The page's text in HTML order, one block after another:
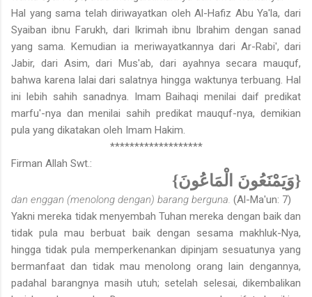
Hal yang sama telah diriwayatkan oleh Al-Hafiz Abu Ya'la, dari
Syaiban ibnu Farukh, dari Ikrimah ibnu Ibrahim dengan sanad
yang sama. Kemudian ia meriwayatkannya dari Ar-Rabi', dari
Jabir, dari Asim, dari Mus'ab, dari ayahnya secara mauquf,
bahwa karena lalai dari salatnya hingga waktunya terbuang. Hal
ini lebih sahih sanadnya. Imam Baihaqi menilai daif predikat
marfu'-nya dan menilai sahih predikat mauquf-nya, demikian
pula yang dikatakan oleh Imam Hakim.
*******************
Firman Allah Swt.:
{وَيَمْنَعُونَ الْمَاعُونَ}
dan enggan (menolong dengan) barang berguna. (Al-Ma'un: 7)
Yakni mereka tidak menyembah Tuhan mereka dengan baik dan
tidak pula mau berbuat baik dengan sesama makhluk-Nya,
hingga tidak pula memperkenankan dipinjam sesuatunya yang
bermanfaat dan tidak mau menolong orang lain dengannya,
padahal barangnya masih utuh; setelah selesai, dikembalikan